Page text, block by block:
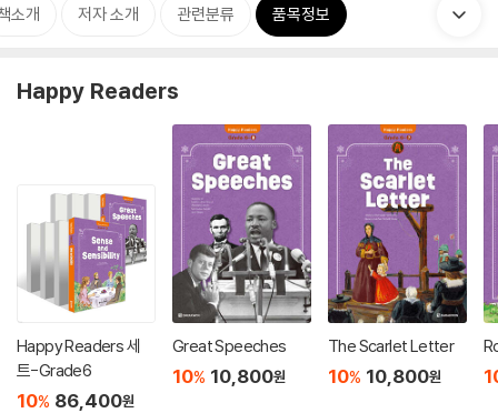
소개 저자 소개 관련분류 품목정보
Happy Readers
Happy Readers 세
트-Grade6
10% 86,400원
Great Speeches
10% 10,800원
The Scarlet Letter
10% 10,800원